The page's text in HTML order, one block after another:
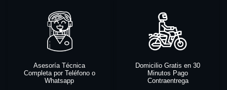
Asesoría Técnica
Completa por Teléfono o
Whatsapp
Domicilio Gratis en 30
Minutos Pago
Contraentrega